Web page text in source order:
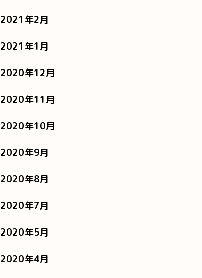
2021年2月
2021年1月
2020年12月
2020年11月
2020年10月
2020年9月
2020年8月
2020年7月
2020年5月
2020年4月